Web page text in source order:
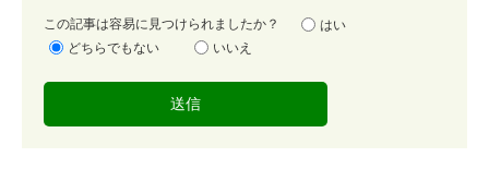
容
易
この記事は容易に見つけられましたか？
はい
どちらでもない
いいえ